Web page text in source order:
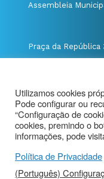
Assembleia
Praça da
@Município
Aviso de
Utilizamos cookies
Pode configurar ou
“Configuração de
cookies, premindo o
informações, pode
Política de Privacidade
(Português)